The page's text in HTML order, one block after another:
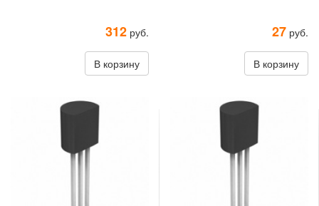
312 руб.
В корзину
27 руб.
В корзину